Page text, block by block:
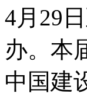
4月29
办。本
中国建